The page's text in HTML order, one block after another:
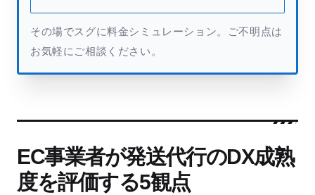
その場でスグに料金シミュレーション。ご不明点は
お気軽にご相談ください。
EC事業者が発送代行のDX成熟
度を評価する5観点